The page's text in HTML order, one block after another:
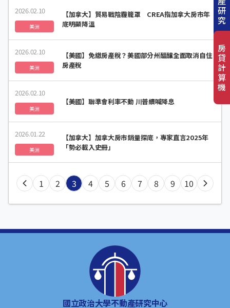
2026.02.10
美洲
【加拿大】貿易戰陰霾籠罩 CREA指加拿大房市年
底明顯降溫
2026.02.10
美洲
【美國】免繳房產稅？美國部分州醞釀全面取消自住
房產稅
2026.02.10
美洲
【美國】聯準會利率不動 川普續喊降息
2026.01.22
美洲
【加拿大】加拿大房市銷量探底，專家直言2025年
「勢必載入史冊」
1 2 3 4 5 6 7 8 9 10
國立政治大學不動產研究中心
研
究
房
貸
計
算
機